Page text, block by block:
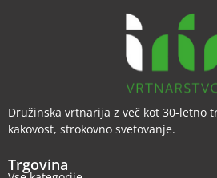
Družinska vrtnarija z več kot 30-letno
kakovost, strokovno svetovanje.
Trgovina